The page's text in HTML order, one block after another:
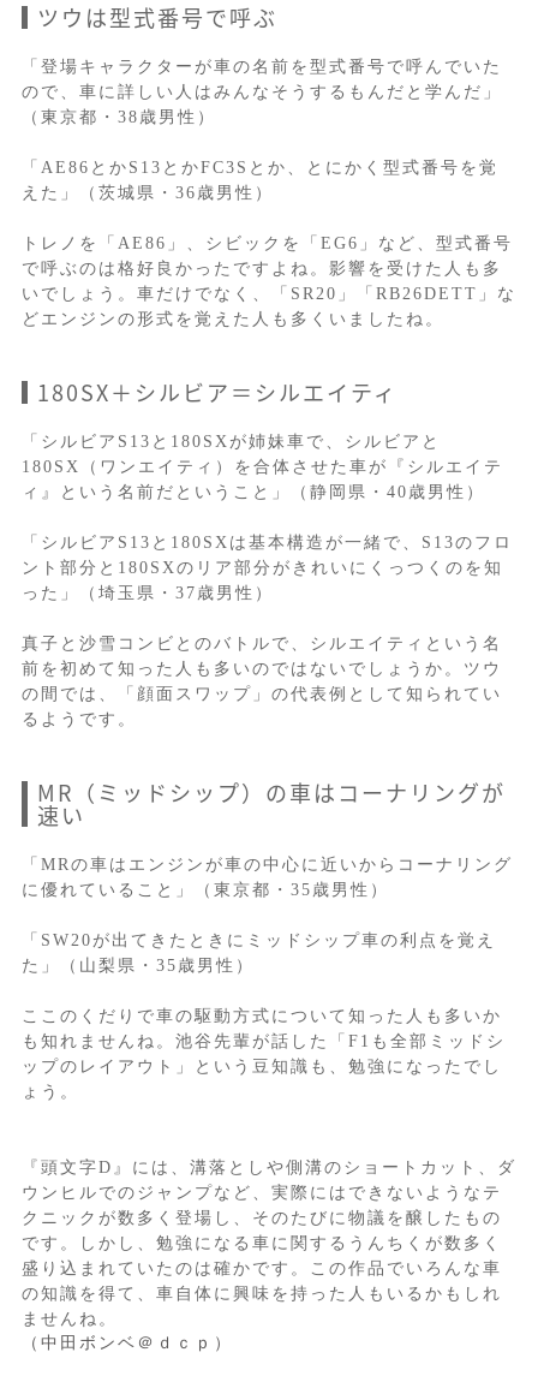
ツウは型式番号で呼ぶ
「登場キャラクターが車の名前を型式番号で呼んでいた
ので、車に詳しい人はみんなそうするもんだと学んだ」
（東京都・38歳男性）
「AE86とかS13とかFC3Sとか、とにかく型式番号を覚
えた」（茨城県・36歳男性）
トレノを「AE86」、シビックを「EG6」など、型式番号
で呼ぶのは格好良かったですよね。影響を受けた人も多
いでしょう。車だけでなく、「SR20」「RB26DETT」な
どエンジンの形式を覚えた人も多くいましたね。
180SX＋シルビア＝シルエイティ
「シルビアS13と180SXが姉妹車で、シルビアと
180SX（ワンエイティ）を合体させた車が『シルエイテ
ィ』という名前だということ」（静岡県・40歳男性）
「シルビアS13と180SXは基本構造が一緒で、S13のフロ
ント部分と180SXのリア部分がきれいにくっつくのを知
った」（埼玉県・37歳男性）
真子と沙雪コンビとのバトルで、シルエイティという名
前を初めて知った人も多いのではないでしょうか。ツウ
の間では、「顔面スワップ」の代表例として知られてい
るようです。
MR（ミッドシップ）の車はコーナリングが
速い
「MRの車はエンジンが車の中心に近いからコーナリング
に優れていること」（東京都・35歳男性）
「SW20が出てきたときにミッドシップ車の利点を覚え
た」（山梨県・35歳男性）
ここのくだりで車の駆動方式について知った人も多いか
も知れませんね。池谷先輩が話した「F1も全部ミッドシ
ップのレイアウト」という豆知識も、勉強になったでし
ょう。
『頭文字D』には、溝落としや側溝のショートカット、ダ
ウンヒルでのジャンプなど、実際にはできないようなテ
クニックが数多く登場し、そのたびに物議を醸したもの
です。しかし、勉強になる車に関するうんちくが数多く
盛り込まれていたのは確かです。この作品でいろんな車
の知識を得て、車自体に興味を持った人もいるかもしれ
ませんね。
（中田ボンベ＠ｄｃｐ）